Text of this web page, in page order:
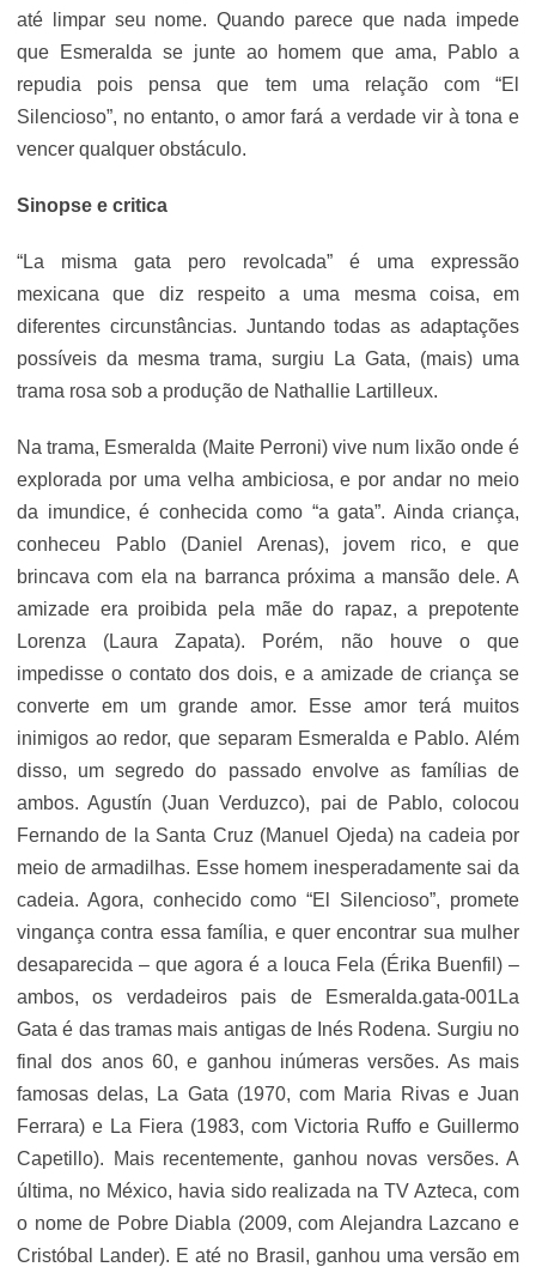
até limpar seu nome. Quando parece que nada impede
que Esmeralda se junte ao homem que ama, Pablo a
repudia pois pensa que tem uma relação com “El
Silencioso”, no entanto, o amor fará a verdade vir à tona e
vencer qualquer obstáculo.
Sinopse e critica
“La misma gata pero revolcada” é uma expressão
mexicana que diz respeito a uma mesma coisa, em
diferentes circunstâncias. Juntando todas as adaptações
possíveis da mesma trama, surgiu La Gata, (mais) uma
trama rosa sob a produção de Nathallie Lartilleux.
Na trama, Esmeralda (Maite Perroni) vive num lixão onde é
explorada por uma velha ambiciosa, e por andar no meio
da imundice, é conhecida como “a gata”. Ainda criança,
conheceu Pablo (Daniel Arenas), jovem rico, e que
brincava com ela na barranca próxima a mansão dele. A
amizade era proibida pela mãe do rapaz, a prepotente
Lorenza (Laura Zapata). Porém, não houve o que
impedisse o contato dos dois, e a amizade de criança se
converte em um grande amor. Esse amor terá muitos
inimigos ao redor, que separam Esmeralda e Pablo. Além
disso, um segredo do passado envolve as famílias de
ambos. Agustín (Juan Verduzco), pai de Pablo, colocou
Fernando de la Santa Cruz (Manuel Ojeda) na cadeia por
meio de armadilhas. Esse homem inesperadamente sai da
cadeia. Agora, conhecido como “El Silencioso”, promete
vingança contra essa família, e quer encontrar sua mulher
desaparecida – que agora é a louca Fela (Érika Buenfil) –
ambos, os verdadeiros pais de Esmeralda.gata-001La
Gata é das tramas mais antigas de Inés Rodena. Surgiu no
final dos anos 60, e ganhou inúmeras versões. As mais
famosas delas, La Gata (1970, com Maria Rivas e Juan
Ferrara) e La Fiera (1983, com Victoria Ruffo e Guillermo
Capetillo). Mais recentemente, ganhou novas versões. A
última, no México, havia sido realizada na TV Azteca, com
o nome de Pobre Diabla (2009, com Alejandra Lazcano e
Cristóbal Lander). E até no Brasil, ganhou uma versão em